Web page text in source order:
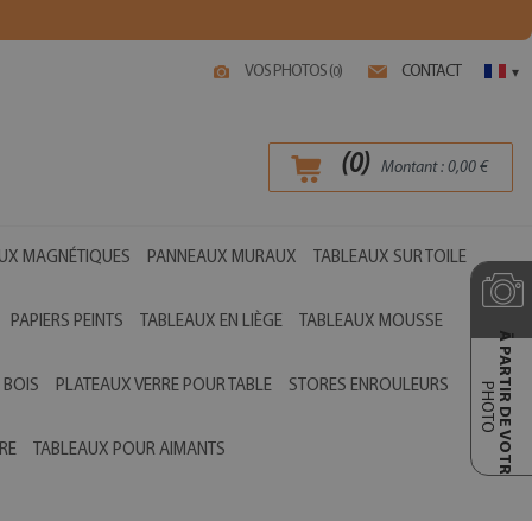
VOS PHOTOS (0) CONTACT ▾
(0) Montant : 0,00 €
MAGNÉTIQUES PANNEAUX MURAUX TABLEAUX SUR TOILE
PAPIERS PEINTS TABLEAUX EN LIÈGE TABLEAUX MOUSSE
BOIS PLATEAUX VERRE POUR TABLE STORES ENROULEURS
TABLEAUX POUR AIMANTS Ā PARTIR DE VOTRE
PHOTO